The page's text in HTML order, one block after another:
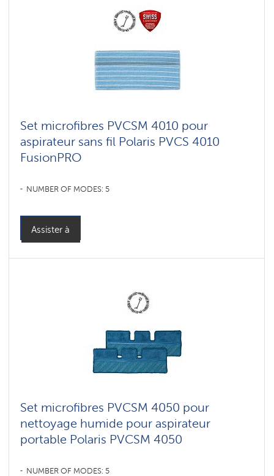
Set microfibres PVCSM 4010 pour
aspirateur sans fil Polaris PVCS 4010
FusionPRO
NUMBER OF MODES: 5
Assister à
Set microfibres PVCSM 4050 pour
nettoyage humide pour aspirateur
portable Polaris PVCSM 4050
NUMBER OF MODES: 5